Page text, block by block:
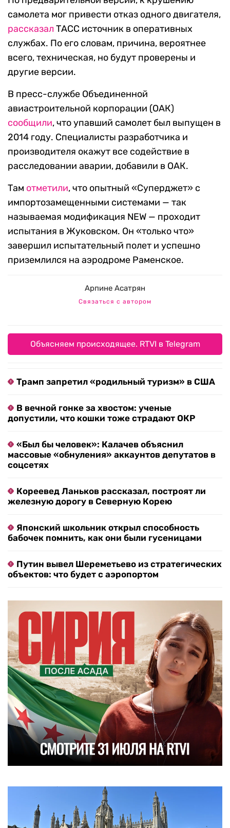
самолета мог привести отказ одного двигателя,
рассказал ТАСС источник в оперативных
службах. По его словам, причина, вероятнее
всего, техническая, но будут проверены и
другие версии.
В пресс-службе Объединенной
авиастроительной корпорации (ОАК)
сообщили, что упавший самолет был выпущен в
2014 году. Специалисты разработчика и
производителя окажут все содействие в
расследовании аварии, добавили в ОАК.
Там отметили, что опытный «Суперджет» с
импортозамещенными системами — так
называемая модификация NEW — проходит
испытания в Жуковском. Он «только что»
завершил испытательный полет и успешно
приземлился на аэродроме Раменское.
Арпине Асатрян
Связаться с автором
Объясняем происходящее. RTVI в Telegram
Трамп запретил «родильный туризм» в США
В вечной гонке за хвостом: ученые
допустили, что кошки тоже страдают ОКР
«Был бы человек»: Калачев объяснил
массовые «обнуления» аккаунтов депутатов в
соцсетях
Кореевед Ланьков рассказал, построят ли
железную дорогу в Северную Корею
Японский школьник открыл способность
бабочек помнить, как они были гусеницами
Путин вывел Шереметьево из стратегических
объектов: что будет с аэропортом